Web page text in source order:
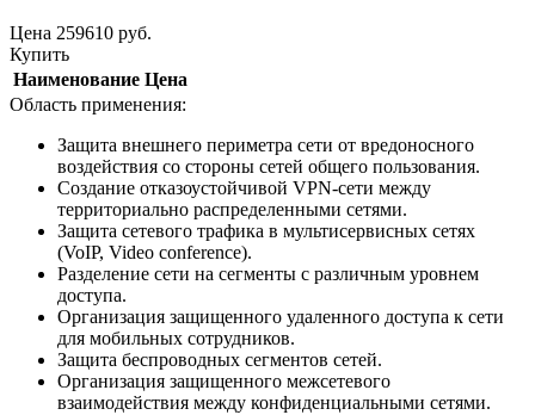
Цена 259610 руб.
Купить
Наименование Цена
Область применения:
Защита внешнего периметра сети от вредоносного
воздействия со стороны сетей общего пользования.
Создание отказоустойчивой VPN-сети между
территориально распределенными сетями.
Защита сетевого трафика в мультисервисных сетях
(VoIP, Video conference).
Разделение сети на сегменты с различным уровнем
доступа.
Организация защищенного удаленного доступа к сети
для мобильных сотрудников.
Защита беспроводных сегментов сетей.
Организация защищенного межсетевого
взаимодействия между конфиденциальными сетями.